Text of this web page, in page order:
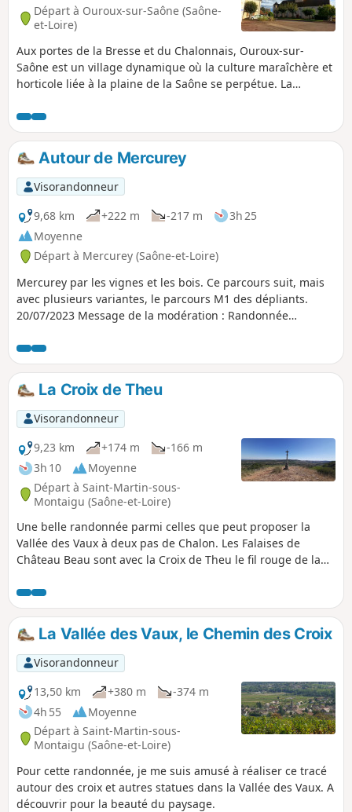
Départ à Ouroux-sur-Saône (Saône-
et-Loire)
Aux portes de la Bresse et du Chalonnais, Ouroux-sur-
Saône est un village dynamique où la culture maraîchère et
horticole liée à la plaine de la Saône se perpétue. La
Chalon-sur-Saône à Lons-le-Saunier. Elle possède
également une prairie humide où il est facile d’observer les
oiseaux.Autour de Mercurey
Visorandonneur
9,68 km
+222 m -217 m
3h 25
Moyenne
Départ à Mercurey (Saône-et-Loire)
Mercurey par les vignes et les bois. Ce parcours suit, mais
avec plusieurs variantes, le parcours M1 des dépliants.
20/07/2023 Message de la modération : Randonnée
et suivre le GR® 7 jusqu'aux ruines du château de
Montaigu.
La Croix de Theu
Visorandonneur
9,23 km
+174 m
-166 m
3h 10
Moyenne
Départ à Saint-Martin-sous-
Montaigu (Saône-et-Loire)
Une belle randonnée parmi celles que peut proposer la
Vallée des Vaux à deux pas de Chalon. Les Falaises de
Château Beau sont avec la Croix de Theu le fil rouge de la
sommet et en faisant partie du décor tout au long du
parcours.
La Vallée des Vaux, le Chemin des Croix
Visorandonneur
13,50 km
+380 m
-374 m
4h 55
Moyenne
Départ à Saint-Martin-sous-
Montaigu (Saône-et-Loire)
Pour cette randonnée, je me suis amusé à réaliser ce tracé
autour des croix et autres statues dans la Vallée des Vaux. A
découvrir pour la beauté du paysage.